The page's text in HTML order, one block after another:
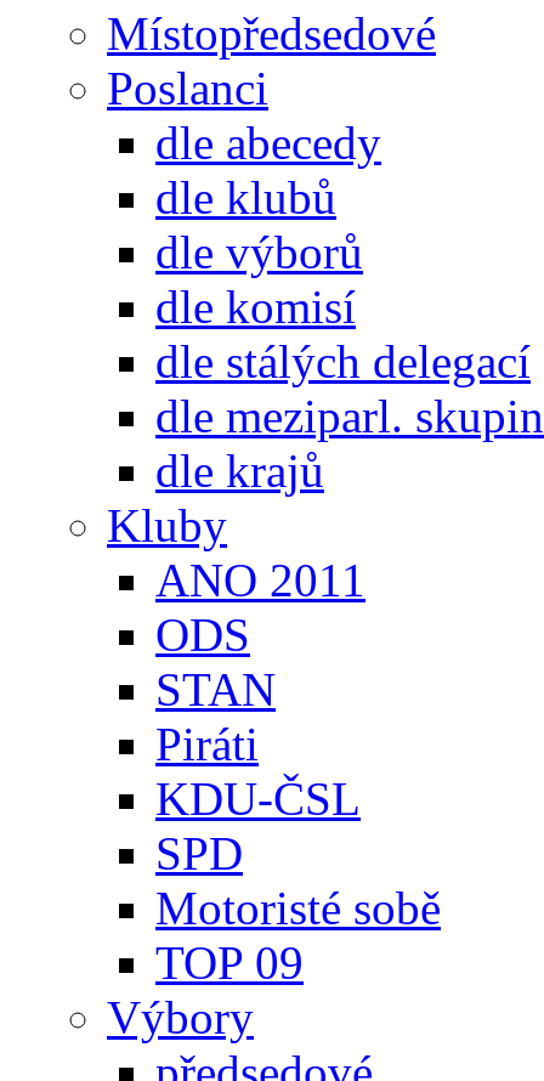
Místopředsedové
Poslanci
dle abecedy
dle klubů
dle výborů
dle komisí
dle stálých delegací
dle meziparl. skupin
dle krajů
Kluby
ANO 2011
ODS
STAN
Piráti
KDU-ČSL
SPD
Motoristé sobě
TOP 09
Výbory